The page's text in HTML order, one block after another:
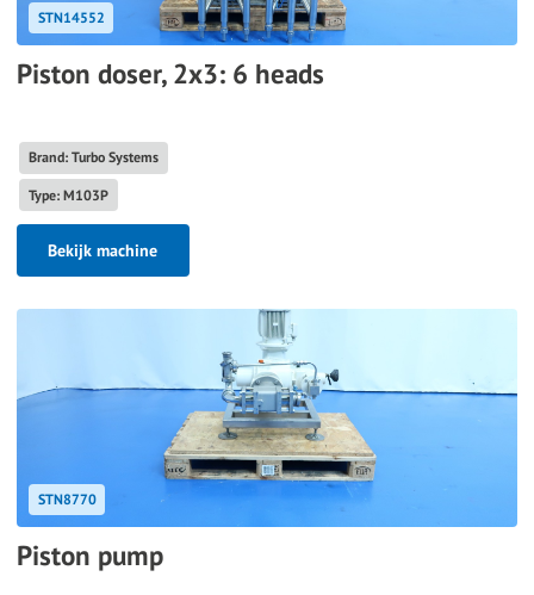
STN14552
Piston doser, 2x3: 6 heads
Brand: Turbo Systems
Type: M103P
Bekijk machine
STN8770
Piston pump